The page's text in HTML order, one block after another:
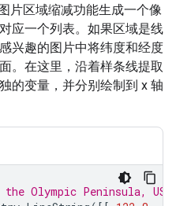
片区域缩减功能生成一个像
应一个列表。如果区域是线
兴趣的图片中将纬度和经度
。在这里，沿着样条线提取
的变量，并分别绘制到 x 轴
Olympic Peninsula,